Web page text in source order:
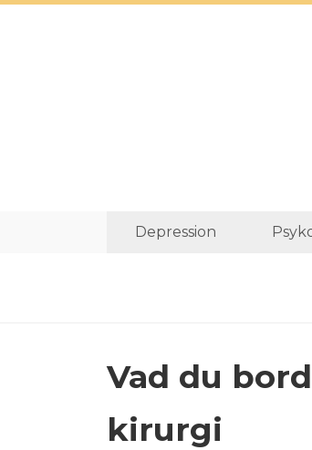
Depression
Vad du
kirurgi